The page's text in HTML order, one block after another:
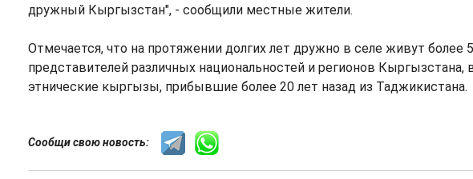
дружный Кыргызстан", - сообщили местные жители.
Отмечается, что на протяжении долгих лет дружно в селе живут более
представителей различных национальностей и регионов Кыргызстана,
этнические кыргызы, прибывшие более 20 лет назад из Таджикистана.
Сообщи свою новость: